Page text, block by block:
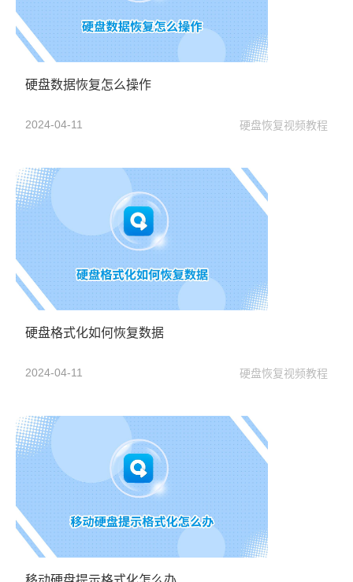
硬盘数据恢复怎么操作
2024-04-11 硬盘恢复视频教程
硬盘格式化如何恢复数据
2024-04-11 硬盘恢复视频教程